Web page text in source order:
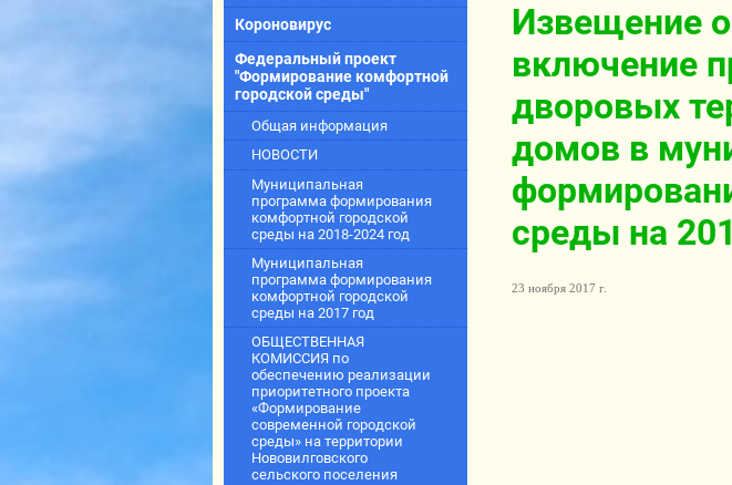
Короновирус
Федеральный проект
"Формирование комфортной
городской среды"
Общая информация
НОВОСТИ
Муниципальная
программа формирования
комфортной городской
среды на 2018-2024 год
Муниципальная
программа формирования
комфортной городской
среды на 2017 год
ОБЩЕСТВЕННАЯ
КОМИССИЯ по
обеспечению реализации
приоритетного проекта
«Формирование
современной городской
среды» на территории
Нововилговского
сельского поселения
Извещение
включение
дворовых
домов в
среды на
23 ноября 2017 г.